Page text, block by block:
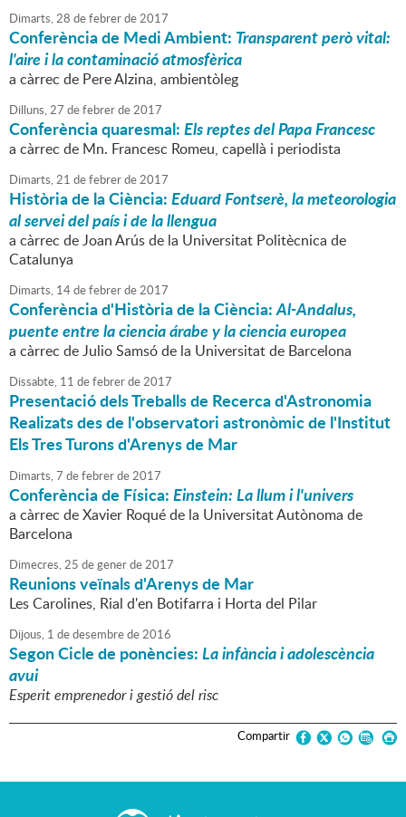
Dimarts,28 defebrerde2017
Conferència de Medi Ambient: Transparent però vital:
l'aire i la contaminació atmosfèrica
a càrrec de Pere Alzina, ambientòleg
Dilluns,27 defebrerde2017
Conferència quaresmal:Els reptes del Papa Francesc
a càrrec de Mn. Francesc Romeu, capellà i periodista
Dimarts,21 defebrerde2017
Història de la Ciència:Eduard Fontserè, la meteorologia
al servei del país i de la llengua
a càrrec de Joan Arús de la Universitat Politècnica de
Catalunya
Dimarts, 14defebrerde2017
Conferència d'Història de la Ciència:Al-Andalus,
puente entre la ciencia árabe y la ciencia europea
a càrrec de Julio Samsó de la Universitat de Barcelona
Dissabte, 11 defebrerde2017
Presentació dels Treballs de Recerca d'Astronomia
Realizats des de l'observatori astronòmic de l'Institut
Els Tres Turons d'Arenys de Mar
Dimarts,7 defebrerde2017
Conferència de Física:Einstein: La llum i l'univers
a càrrec de Xavier Roqué de la Universitat Autònoma de
Barcelona
Dimecres,25 degenerde2017
Reunions veïnals d'Arenys de Mar
Les Carolines, Rial d'en Botifarra i Horta del Pilar
Dijous, 1 dedesembrede2016
Segon Cicle de ponències:La infància i adolescència
avui
Esperit emprenedor i gestió del risc
Compartir